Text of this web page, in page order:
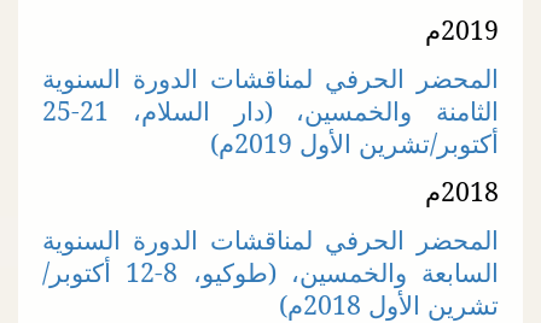
2019م
المحضر الحرفي لمناقشات الدورة السنوية
الثامنة والخمسين، (دار السلام، 21-25
أكتوبر/تشرين الأول 2019م)
2018م
المحضر الحرفي لمناقشات الدورة السنوية
السابعة والخمسين، (طوكيو، 8-12 أكتوبر/
تشرين الأول 2018م)